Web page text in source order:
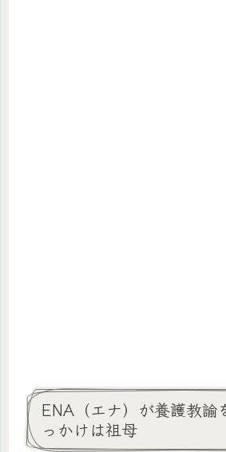
ENA（エナ）が養護教諭
っかけは祖母